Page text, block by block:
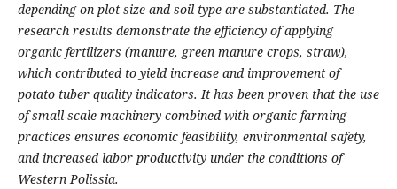
depending on plot size and soil type are substantiated. The
research results demonstrate the efficiency of applying
organic fertilizers (manure, green manure crops, straw),
which contributed to yield increase and improvement of
potato tuber quality indicators. It has been proven that the use
of small-scale machinery combined with organic farming
practices ensures economic feasibility, environmental safety,
and increased labor productivity under the conditions of
Western Polissia.